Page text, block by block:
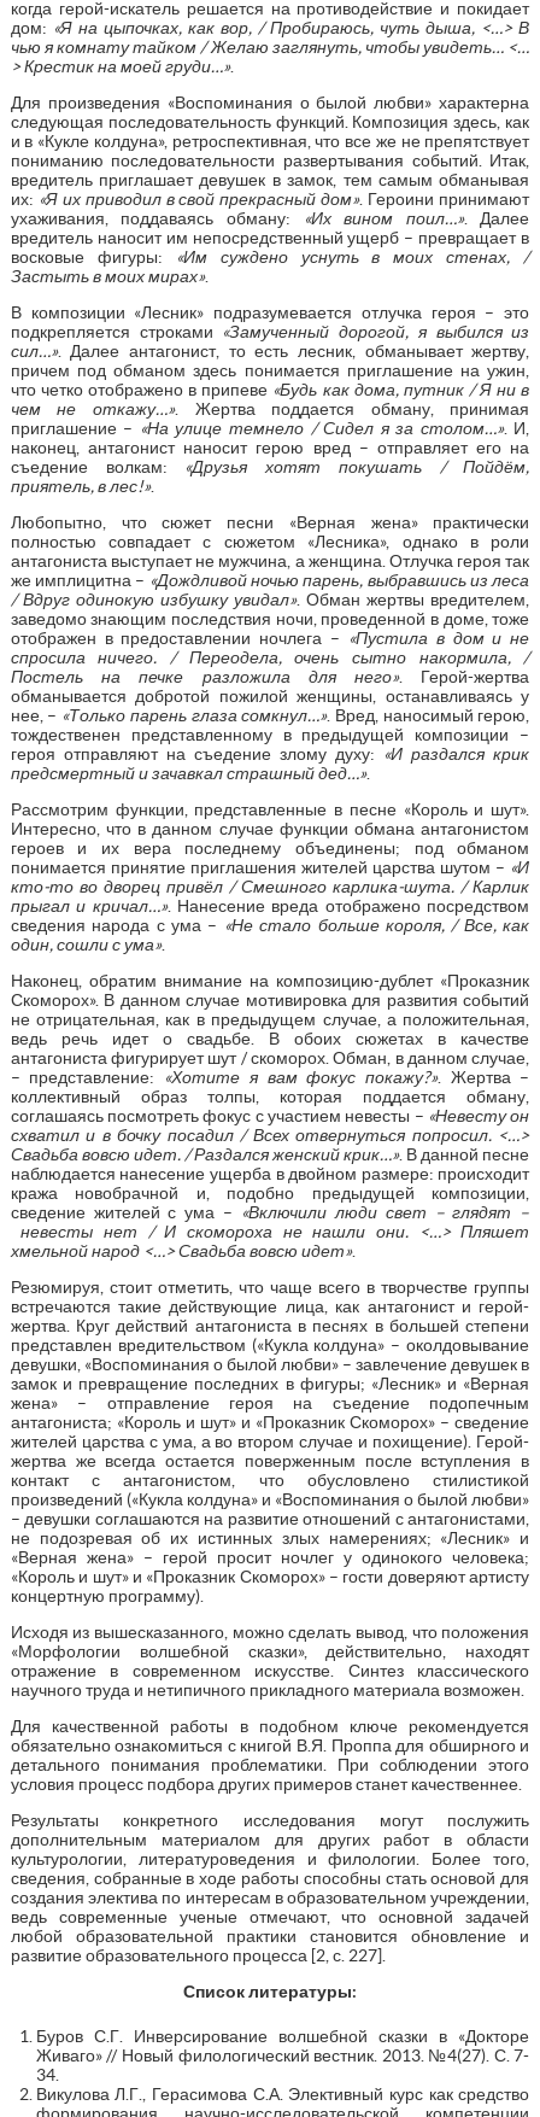
когда герой-искатель решается на противодействие и покидает
дом: «Я на цыпочках, как вор, / Пробираюсь, чуть дыша, <…> В
чью я комнату тайком / Желаю заглянуть, чтобы увидеть… <…
> Крестик на моей груди…».
Для произведения «Воспоминания о былой любви» характерна
следующая последовательность функций. Композиция здесь, как
и в «Кукле колдуна», ретроспективная, что все же не препятствует
пониманию последовательности развертывания событий. Итак,
вредитель приглашает девушек в замок, тем самым обманывая
их: «Я их приводил в свой прекрасный дом». Героини принимают
ухаживания, поддаваясь обману:
«Их вином поил…». Далее
вредитель наносит им непосредственный ущерб – превращает в
восковые фигуры:
«Им суждено уснуть в моих стенах, /
Застыть в моих мирах».
В композиции «Лесник» подразумевается отлучка героя – это
подкрепляется строками
«Замученный дорогой, я выбился из
сил…». Далее антагонист, то есть лесник, обманывает жертву,
причем под обманом здесь понимается приглашение на ужин,
что четко отображено в припеве «Будь как дома, путник / Я ни в
чем не откажу…». Жертва поддается обману, принимая
приглашение – «На улице темнело / Сидел я за столом…». И,
наконец, антагонист наносит герою вред – отправляет его на
съедение волкам:
«Друзья хотят покушать / Пойдём,
приятель, в лес!».
Любопытно, что сюжет песни «Верная жена» практически
полностью совпадает с сюжетом «Лесника», однако в роли
антагониста выступает не мужчина, а женщина. Отлучка героя так
же имплицитна – «Дождливой ночью парень, выбравшись из леса
/ Вдруг одинокую избушку увидал». Обман жертвы вредителем,
заведомо знающим последствия ночи, проведенной в доме, тоже
отображен в предоставлении ночлега –
«Пустила в дом и не
спросила ничего. / Переодела, очень сытно накормила, /
Постель на печке разложила для него». Герой-жертва
обманывается добротой пожилой женщины, останавливаясь у
нее, – «Только парень глаза сомкнул…». Вред, наносимый герою,
тождественен представленному в предыдущей композиции –
героя отправляют на съедение злому духу:
«И раздался крик
предсмертный и зачавкал страшный дед…».
Рассмотрим функции, представленные в песне «Король и шут».
Интересно, что в данном случае функции обмана антагонистом
героев и их вера последнему объединены; под обманом
понимается принятие приглашения жителей царства шутом – «И
кто-то во дворец привёл / Смешного карлика-шута. / Карлик
прыгал и кричал…». Нанесение вреда отображено посредством
сведения народа с ума – «Не стало больше короля, / Все, как
один, сошли с ума».
Наконец, обратим внимание на композицию-дублет «Проказник
Скоморох». В данном случае мотивировка для развития событий
не отрицательная, как в предыдущем случае, а положительная,
ведь речь идет о свадьбе. В обоих сюжетах в качестве
антагониста фигурирует шут / скоморох. Обман, в данном случае,
– представление:
«Хотите я вам фокус покажу?». Жертва –
коллективный образ толпы, которая поддается обману,
соглашаясь посмотреть фокус с участием невесты – «Невесту он
схватил и в бочку посадил / Всех отвернуться попросил. <…>
Свадьба вовсю идет. / Раздался женский крик…». В данной песне
наблюдается нанесение ущерба в двойном размере: происходит
кража новобрачной и, подобно предыдущей композиции,
сведение жителей с ума –
«Включили люди свет – глядят –
невесты нет / И скомороха не нашли они. <…> Пляшет
хмельной народ <…> Свадьба вовсю идет».
Резюмируя, стоит отметить, что чаще всего в творчестве группы
встречаются такие действующие лица, как антагонист и герой-
жертва. Круг действий антагониста в песнях в большей степени
представлен вредительством («Кукла колдуна» – околдовывание
девушки, «Воспоминания о былой любви» – завлечение девушек в
замок и превращение последних в фигуры; «Лесник» и «Верная
жена» – отправление героя на съедение подопечным
антагониста; «Король и шут» и «Проказник Скоморох» – сведение
жителей царства с ума, а во втором случае и похищение). Герой-
жертва же всегда остается поверженным после вступления в
контакт с антагонистом, что обусловлено стилистикой
произведений («Кукла колдуна» и «Воспоминания о былой любви»
– девушки соглашаются на развитие отношений с антагонистами,
не подозревая об их истинных злых намерениях; «Лесник» и
«Верная жена» – герой просит ночлег у одинокого человека;
«Король и шут» и «Проказник Скоморох» – гости доверяют артисту
концертную программу).
Исходя из вышесказанного, можно сделать вывод, что положения
«Морфологии волшебной сказки», действительно, находят
отражение в современном искусстве. Синтез классического
научного труда и нетипичного прикладного материала возможен.
Для качественной работы в подобном ключе рекомендуется
обязательно ознакомиться с книгой В.Я. Проппа для обширного и
детального понимания проблематики. При соблюдении этого
условия процесс подбора других примеров станет качественнее.
Результаты конкретного исследования могут послужить
дополнительным материалом для других работ в области
культурологии, литературоведения и филологии. Более того,
сведения, собранные в ходе работы способны стать основой для
создания электива по интересам в образовательном учреждении,
ведь современные ученые отмечают, что основной задачей
любой образовательной практики становится обновление и
развитие образовательного процесса [2, с. 227].
Список литературы:
Буров С.Г. Инверсирование волшебной сказки в «Докторе
Живаго» // Новый филологический вестник. 2013. №4(27). С. 7-
34.
Викулова Л.Г., Герасимова С.А. Элективный курс как средство
формирования научно-исследовательской компетенции